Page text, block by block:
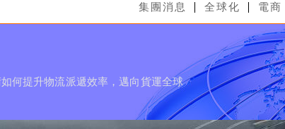
集團消息 全球化 電商
何提升物流派遞效率，邁向貨運全球